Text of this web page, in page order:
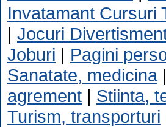
Invatamant Cursuri
| Jocuri
Joburi | Pagini
Sanatate, medicina|
agrement | Stiinta,
Turism, transporturi